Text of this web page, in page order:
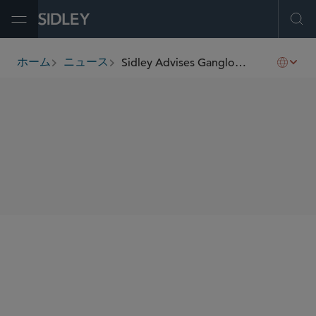
breadcrumbs
ホーム ニュース Sidley Advises Ganglong China Property on Liability Management